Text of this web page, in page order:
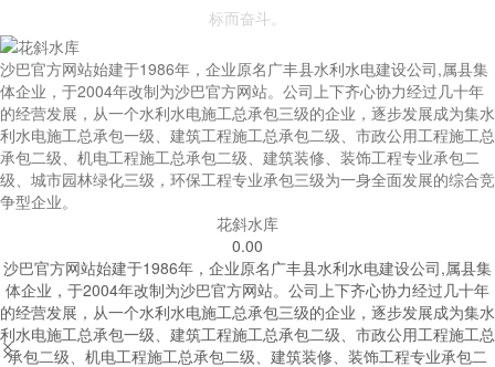
标而奋斗。
沙巴官方网站始建于1986年，企业原名广丰县水利水电建设公司,属县集
体企业，于2004年改制为沙巴官方网站。公司上下齐心协力经过几十年
的经营发展，从一个水利水电施工总承包三级的企业，逐步发展成为集水
利水电施工总承包一级、建筑工程施工总承包二级、市政公用工程施工总
承包二级、机电工程施工总承包二级、建筑装修、装饰工程专业承包二
级、城市园林绿化三级，环保工程专业承包三级为一身全面发展的综合竞
争型企业。
花斜水库
0.00
沙巴官方网站始建于1986年，企业原名广丰县水利水电建设公司,属县集
体企业，于2004年改制为沙巴官方网站。公司上下齐心协力经过几十年
的经营发展，从一个水利水电施工总承包三级的企业，逐步发展成为集水
利水电施工总承包一级、建筑工程施工总承包二级、市政公用工程施工总
承包二级、机电工程施工总承包二级、建筑装修、装饰工程专业承包二

